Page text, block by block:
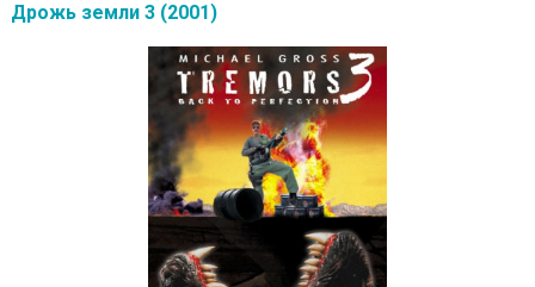
Дрожь земли 3 (2001)